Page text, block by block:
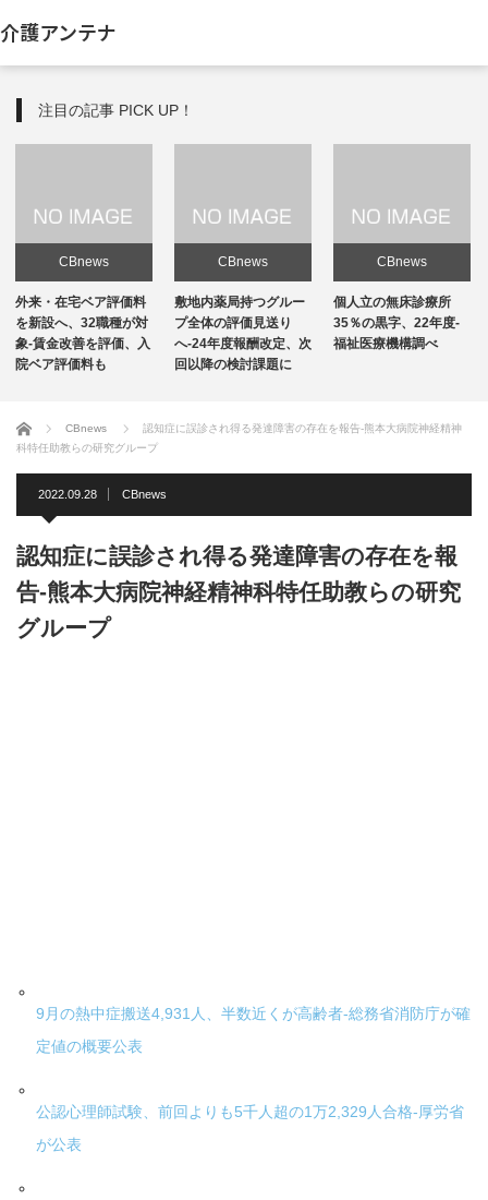
介護アンテナ
注目の記事 PICK UP！
CBnews
敷地内薬局持つグルー
プ全体の評価見送り
へ-24年度報酬改定、次
回以降の検討課題に
CBnews
個人立の無床診療所
35％の黒字、22年度-
福祉医療機構調べ
CBnews
個人立の無床診療所
35％の黒字、22年度-
福祉医療機構調べ
ホーム CBnews
認知症に誤診され得る発達障害の存在を報告-熊本大病院神経精神
科特任助教らの研究グループ
2022.09.28 CBnews
認知症に誤診され得る発達障害の存在を報
告-熊本大病院神経精神科特任助教らの研究
グループ
9月の熱中症搬送4,931人、半数近くが高齢者-総務省消防庁が確
定値の概要公表
公認心理師試験、前回よりも5千人超の1万2,329人合格-厚労省
が公表